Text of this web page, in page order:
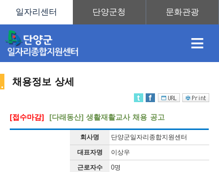
≡
채용정보 상세
[접수마감] [다래동산] 생활재활교사 채용 공고
회사명 단양군일자리종합지원센터
대표자명 이상우
근로자수 0명